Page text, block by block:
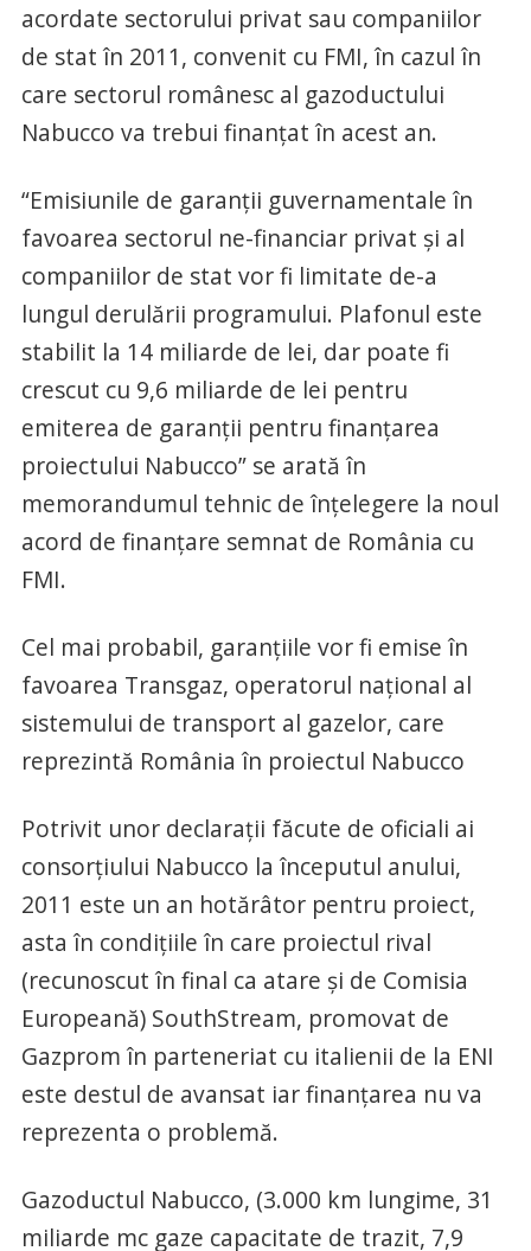
acordate sectorului privat sau companiilor
de stat în 2011, convenit cu FMI, în cazul în
care sectorul românesc al gazoductului
Nabucco va trebui finanţat în acest an.
“Emisiunile de garanţii guvernamentale în
favoarea sectorul ne-financiar privat şi al
companiilor de stat vor fi limitate de-a
lungul derulării programului. Plafonul este
stabilit la 14 miliarde de lei, dar poate fi
crescut cu 9,6 miliarde de lei pentru
emiterea de garanţii pentru finanţarea
proiectului Nabucco” se arată în
memorandumul tehnic de înţelegere la noul
acord de finanţare semnat de România cu
FMI.
Cel mai probabil, garanţiile vor fi emise în
favoarea Transgaz, operatorul naţional al
sistemului de transport al gazelor, care
reprezintă România în proiectul Nabucco
Potrivit unor declaraţii făcute de oficiali ai
consorţiului Nabucco la începutul anului,
2011 este un an hotărâtor pentru proiect,
asta în condiţiile în care proiectul rival
(recunoscut în final ca atare şi de Comisia
Europeană) SouthStream, promovat de
Gazprom în parteneriat cu italienii de la ENI
este destul de avansat iar finanţarea nu va
reprezenta o problemă.
Gazoductul Nabucco, (3.000 km lungime, 31
miliarde mc gaze capacitate de trazit, 7,9